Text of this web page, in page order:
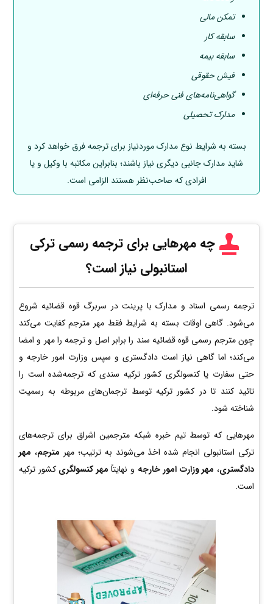
تمکن مالی
سابقه کار
سابقه بیمه
فیش حقوقی
گواهی‌نامه‌های فنی حرفه‌ای
مدارک تحصیلی
بسته به شرایط نوع مدارک موردنیاز برای ترجمه فرق خواهد کرد و
شاید مدارک جانبی دیگری نیاز باشند؛ بنابراین مکاتبه با وکیل و یا
افرادی که صاحب‌نظر هستند الزامی است.
چه مهرهایی برای ترجمه رسمی ترکی
استانبولی نیاز است؟
ترجمه رسمی اسناد و مدارک با پرینت در سربرگ قوه قضائیه شروع
می‌شود. گاهی اوقات بسته به شرایط فقط مهر مترجم کفایت می‌کند
چون مترجم رسمی قوه قضائیه سند را برابر اصل و ترجمه را مهر و امضا
می‌کند؛ اما گاهی نیاز است دادگستری و سپس وزارت امور خارجه و
حتی سفارت یا کنسولگری کشور ترکیه سندی که ترجمه‌شده است را
تائید کنند تا در کشور ترکیه توسط ترجمان‌های مربوطه به رسمیت
شناخته شود.
مهرهایی که توسط تیم خبره شبکه مترجمین اشراق برای ترجمه‌های
ترکی استانبولی انجام شده اخذ می‌شوند به ترتیب؛ مهر مترجم، مهر
دادگستری، مهر وزارت امور خارجه و نهایتاً مهر کنسولگریکشور ترکیه
است.